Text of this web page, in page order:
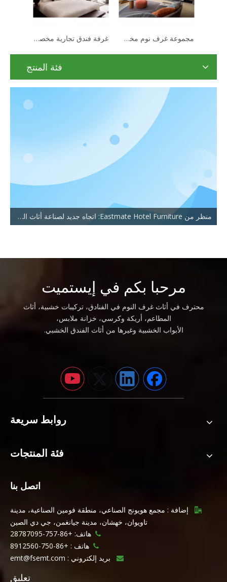
مجموعة غرف نوم مخصصة أثاث الفندق أثاث غرفة من الخشب الصلب الحديث أثاث غرف نوم فندقية حديثة 5 نجوم عالي الجودة
فئة المنتج
منظر من Eastmate Hotel Furniture: اتجاه جديد لصناعة أثاث الفنادق
مرحبا بكم في إيستميت
محترف في أثاث غرف النوم في الفنادق، تركيبات خشبية، أثاث
المطاعم، أريكة وكرسي، خزانة ملابس،
الأبواب الخشبية وغيرها من أثاث الفندق الخشبي.
روابط سريعة
فئة المنتجات
اتصل بنا

إضافة : مجمع هويونج الصناعي، منطقة فومين الصناعية، مدينة
تاويوان، خهشان، مدينة جيانغمن، جي دي الصين
 هاتف: +86-757-28787095
 هاتف : +86-750-8912560
 بريد إلكتروني : emt@fsemt.com
تعليق